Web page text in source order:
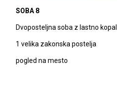
SOBA 8
Dvoposteljna soba z lastno
1 velika zakonska postelja
pogled na mesto